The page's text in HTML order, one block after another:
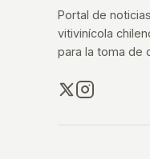
Portal de
vitivinícola
para la toma de